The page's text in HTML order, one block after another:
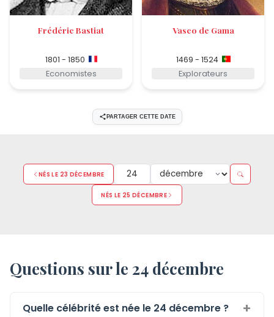
Frédéric Bastiat
1801 - 1850
Economistes
Vasco de Gama
1469 - 1524
Explorateurs
PARTAGER CETTE DATE
NÉS LE 23 DÉCEMBRE
NÉS LE 25 DÉCEMBRE
Questions sur le 24 décembre
Quelle célébrité est née le 24 décembre ?